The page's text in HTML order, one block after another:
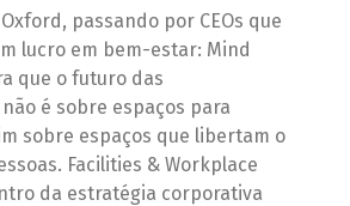
passando por CEOs que
lucro em bem-estar: Mind
que o futuro das
é sobre espaços para
sobre espaços que libertam o
Facilities & Workplace
da estratégia corporativa